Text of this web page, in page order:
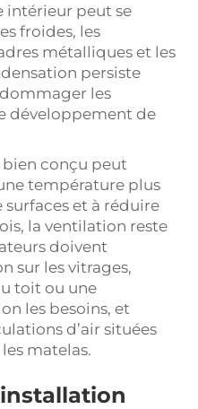
intérieur peut se
froides, les
métalliques et les
persiste
les
développement de
conçu peut
température plus
surfaces et à réduire
la ventilation reste
doivent
sur les vitrages,
toit ou une
les besoins, et
d’air situées
matelas.